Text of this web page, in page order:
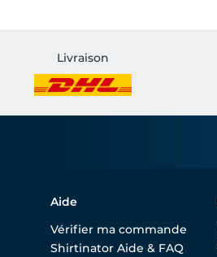
Livraison
Aide
Vérifier ma commande
Shirtinator Aide & FAQ